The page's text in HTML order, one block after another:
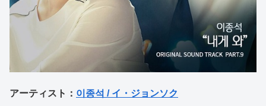
アーティスト： 이종석 / イ・ジョンソク